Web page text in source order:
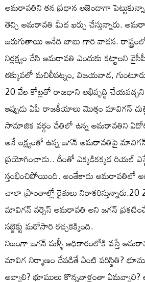
అమరావతిని తన ప్రధాన అజెండాగా
తెచ్చి అమరావతి మీద ఖర్చు చేస్తున్నారు.
జరుగుతాయి అనేది బాబు గారి వాదన.
నిర్లక్ష్యం చేసి అమరావతి ఎందుకు కట్టాలని
తక్కువలో మచిలీపట్నం, విజయవాడ,
20 వేల కోట్లతో రాజధాని అభివృద్ధి
ఇప్పుడు ఏపీ రాజకీయాలు మొత్తం మావిగన్
సామాజిక వర్గం చేతిలో ఉన్న అమరావతిని
అనే లక్ష్యంతో ఉన్న జగన్ అమరావతిపై
ప్రయోగించాడు.. దీంతో ఎక్కడికక్కడ రియల్
స్తంభించిపోయింది. అంతేకాదు అమరావతిలో
చాలా ప్రాంతాల్లో రైతులు
మావిగన్ వర్సెస్ అమరావతి అని జగన్
సబ్జెక్టు మరోసారి రచ్చకెక్కింది.
నిజంగా జగన్ మళ్ళీ అధికారంలోకి వస్తే
మావిగ నిర్మాణం చేపడితే ఏంటి పరిస్థితి?
అవ్వాలి? భూములు కొన్నవాళ్లంతా ఏమవ్వాలి?